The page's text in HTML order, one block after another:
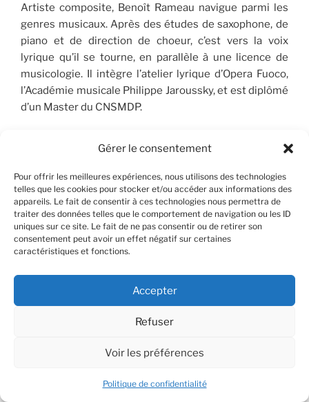
Gérer le consentement
Pour offrir les meilleures expériences, nous utilisons des technologies
telles que les cookies pour stocker et/ou accéder aux informations des
appareils. Le fait de consentir à ces technologies nous permettra de
traiter des données telles que le comportement de navigation ou les ID
uniques sur ce site. Le fait de ne pas consentir ou de retirer son
consentement peut avoir un effet négatif sur certaines
caractéristiques et fonctions.
Accepter
Refuser
Voir les préférences
Politique de confidentialité
Artiste composite, Benoît Rameau navigue parmi les
genres musicaux. Après des études de saxophone, de
piano et de direction de choeur, c’est vers la voix
lyrique qu’il se tourne, en parallèle à une licence de
musicologie. Il intègre l’atelier lyrique d’Opera Fuoco,
l’Académie musicale Philippe Jaroussky, et est diplômé
d’un Master du CNSMDP.
créations dontNarcissede J. Stephenson et M.
Pellissier ;Zylan ne chantera plusde D. Soh avec l’Opéra
de Lyon. On a pu également l’entendre dans du
répertoire plus traditionnel avec récemment un
Pelléas et Mélisandede Debussy à l’Opéra de Lyon,
salué par la critique, mais également dans le rôle de
Filippo dans l’Infedelta delusa
avec l’Ensemble Diderot, le Sänger dans
Morgende Schönberg et celui de Jacques dansLes
Trois Baisers du Diabled’Offenbach avec Musica
l’ARCAL ; Eisenstein dansDie Fledermaus
de Mozart, et Monostatos dans